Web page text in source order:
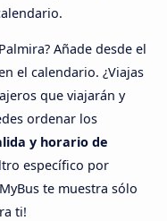
Añade desde el
el calendario. ¿Viajas
que viajarán y
ordenar los
y horario de
específico por
te muestra sólo
ti!